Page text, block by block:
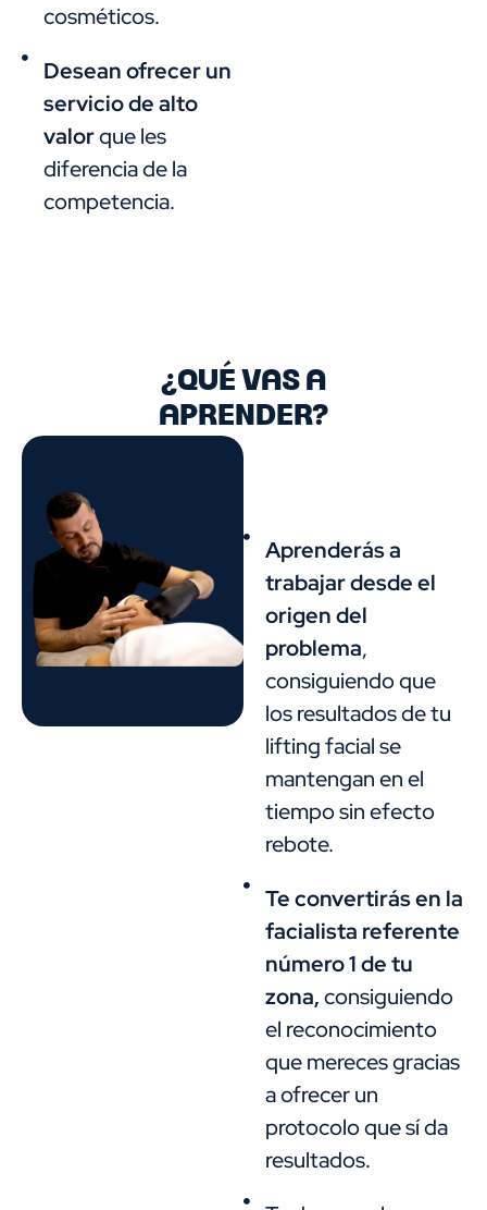
cosméticos.
Desean ofrecer un
servicio de alto
valorque les
diferencia de la
competencia.
¿QUÉ VAS A
APRENDER?
Aprenderás a
trabajar desde el
origen del
problema,
consiguiendo que
los resultados de tu
lifting facial se
mantengan en el
tiempo sin efecto
rebote.
Te convertirás en la
facialista referente
número 1 de tu
zona,consiguiendo
el reconocimiento
que mereces gracias
a ofrecer un
protocolo que sí da
resultados.